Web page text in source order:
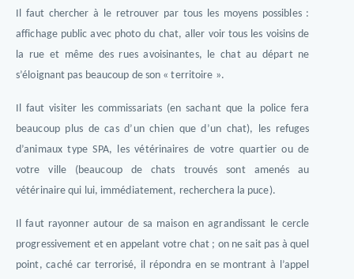
Il faut chercher à le retrouver par tous les moyens possibles :
affichage public avec photo du chat, aller voir tous les voisins de
la rue et même des rues avoisinantes, le chat au départ ne
s’éloignant pas beaucoup de son « territoire ».
Il faut visiter les commissariats (en sachant que la police fera
beaucoup plus de cas d’un chien que d’un chat), les refuges
d’animaux type SPA, les vétérinaires de votre quartier ou de
votre ville (beaucoup de chats trouvés sont amenés au
vétérinaire qui lui, immédiatement, recherchera la puce).
Il faut rayonner autour de sa maison en agrandissant le cercle
progressivement et en appelant votre chat ; on ne sait pas à quel
point, caché car terrorisé, il répondra en se montrant à l’appel